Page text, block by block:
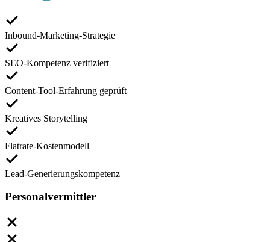
Inbound-Marketing-Strategie
SEO-Kompetenz verifiziert
Content-Tool-Erfahrung geprüft
Kreatives Storytelling
Flatrate-Kostenmodell
Lead-Generierungskompetenz
Personalvermittler